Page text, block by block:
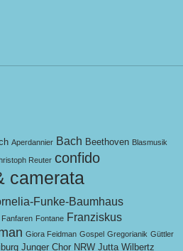
Aperdannier Bach Beethoven Blasmusik
Reuter confido
camerata
Funke-Baumhaus
Fanfaren Fontane Franziskus
Giora Feidman Gospel Gregorianik Güttler
Junger Chor NRW Jutta Wilbertz